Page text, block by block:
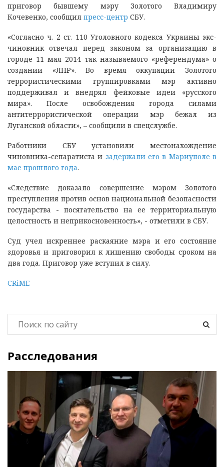
приговор бывшему мэру Золотого Владимиру
Кочевенко, сообщил пресс-центр СБУ.
«Согласно ч. 2 ст. 110 Уголовного кодекса Украины экс-
чиновник отвечал перед законом за организацию в
городе 11 мая 2014 так называемого «референдума» о
создании «ЛНР». Во время оккупации Золотого
террористическими группировками мэр активно
поддерживал и внедрял фейковые идеи «русского
мира». После освобождения города силами
антитеррористической операции мэр бежал из
Луганской области», – сообщили в спецслужбе.
Работники СБУ установили местонахождение
чиновника-сепаратиста и задержали его в Мариуполе в
мае прошлого года.
«Следствие доказало совершение мэром Золотого
преступления против основ национальной безопасности
государства - посягательство на ее территориальную
целостность и неприкосновенность», - отметили в СБУ.
Суд учел искреннее раскаяние мэра и его состояние
здоровья и приговорил к лишению свободы сроком на
два года. Приговор уже вступил в силу.
CRiMЕ
Расследования